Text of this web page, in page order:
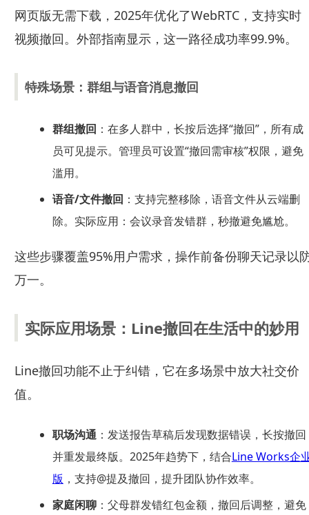
网页版无需下载，2025年优化了WebRTC，支持实时
视频撤回。外部指南显示，这一路径成功率99.9%。
特殊场景：群组与语音消息撤回
群组撤回 ：在多人群中，长按后选择“撤回”，所有成
员可见提示。管理员可设置“撤回需审核”权限，避免
滥用。
语音/文件撤回 ：支持完整移除，语音文件从云端删
除。实际应用：会议录音发错群，秒撤避免尴尬。
这些步骤覆盖95%用户需求，操作前备份聊天记录以
万一。
实际应用场景：Line撤回在生活中的妙用
Line撤回功能不止于纠错，它在多场景中放大社交价
值。
职场沟通：发送报告草稿后发现数据错误，长按撤回
并重发最终版。2025年趋势下，结合Line Works企
版 ，支持@提及撤回，提升团队协作效率。
家庭闲聊：父母群发错红包金额，撤回后调整，避免